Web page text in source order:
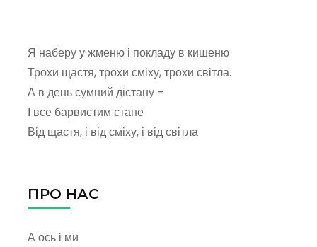
Я наберу у жменю і покладу в кишеню
Трохи щастя, трохи сміху, трохи світла.
А в день сумний дістану –
І все барвистим стане
Від щастя, і від сміху, і від світла
ПРО НАС
А ось і ми